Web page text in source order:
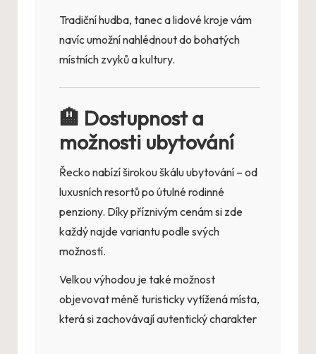
Tradiční hudba, tanec a lidové kroje vám
navíc umožní nahlédnout do bohatých
místních zvyků a kultury.
🏨 Dostupnost a
možnosti ubytování
Řecko nabízí širokou škálu ubytování – od
luxusních resortů po útulné rodinné
penziony. Díky příznivým cenám si zde
každý najde variantu podle svých
možností.
Velkou výhodou je také možnost
objevovat méně turisticky vytížená místa,
která si zachovávají autentický charakter